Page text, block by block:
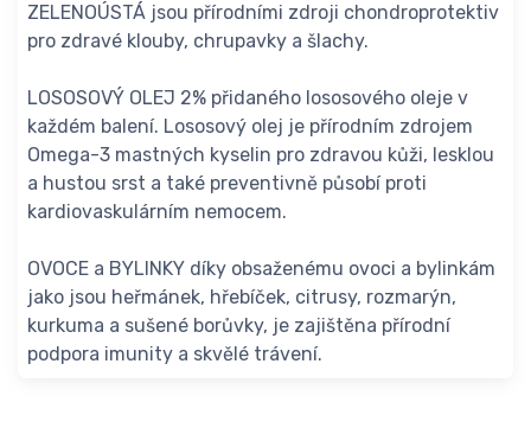
ZELENOÚSTÁ jsou přírodními zdroji chondroprotektiv
pro zdravé klouby, chrupavky a šlachy.
LOSOSOVÝ OLEJ 2% přidaného lososového oleje v
každém balení. Lososový olej je přírodním zdrojem
Omega-3 mastných kyselin pro zdravou kůži, lesklou
a hustou srst a také preventivně působí proti
kardiovaskulárním nemocem.
OVOCE a BYLINKY díky obsaženému ovoci a bylinkám
jako jsou heřmánek, hřebíček, citrusy, rozmarýn,
kurkuma a sušené borůvky, je zajištěna přírodní
podpora imunity a skvělé trávení.